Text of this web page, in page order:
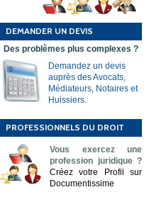
DEMANDER UN DEVIS
Des problèmes plus complexes ?
Demandez un devis
auprès des Avocats,
Médiateurs, Notaires et
Huissiers.
PROFESSIONNELS DU DROIT
Vous exercez une
profession juridique ?
Créez votre Profil sur
Documentissime